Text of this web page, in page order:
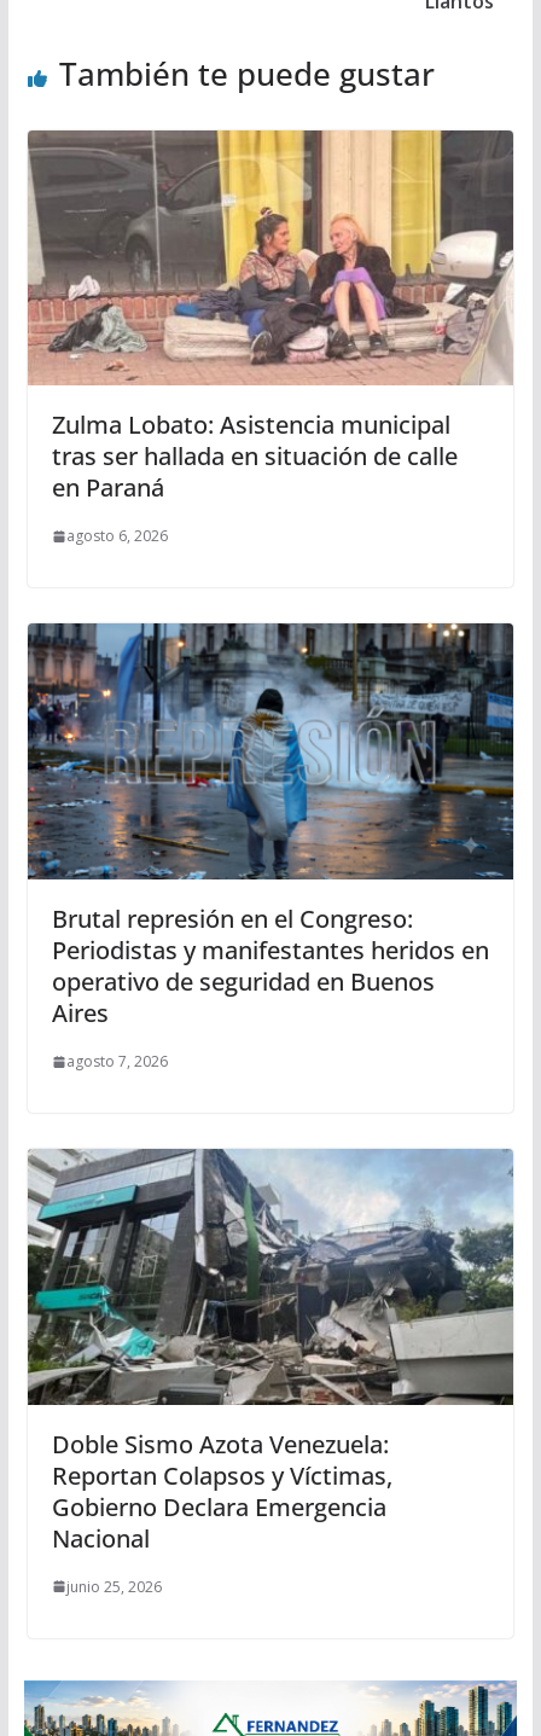
También te puede gustar
Zulma Lobato: Asistencia municipal
tras ser hallada en situación de calle
en Paraná
agosto 6, 2026
Brutal represión en el Congreso:
Periodistas y manifestantes heridos en
operativo de seguridad en Buenos
Aires
agosto 7, 2026
Doble Sismo Azota Venezuela:
Reportan Colapsos y Víctimas,
Gobierno Declara Emergencia
Nacional
junio 25, 2026